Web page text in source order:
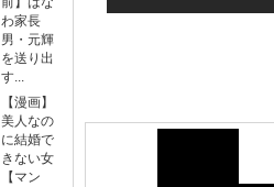
わ家長
男・元輝
を送り出
す...
【漫画】
美人なの
に結婚で
きない女
【マン